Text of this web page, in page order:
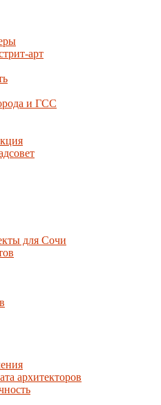
арт
и ГСС
для Сочи
архитекторов